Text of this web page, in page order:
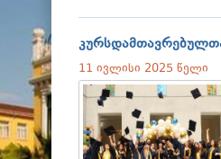
11 ივლისი 2025 წელი